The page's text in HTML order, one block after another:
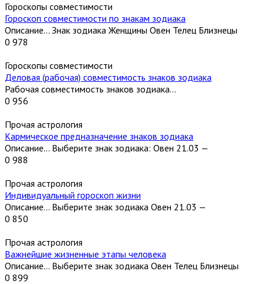
Гороскопы совместимости
Гороскоп совместимости по знакам зодиака
Описание… Знак зодиака Женщины Овен Телец Близнецы
0 978
Гороскопы совместимости
Деловая (рабочая) совместимость знаков зодиака
Рабочая совместимость знаков зодиака…
0 956
Прочая астрология
Кармическое предназначение знаков зодиака
Описание… Выберите знак зодиака: Овен 21.03 —
0 988
Прочая астрология
Индивидуальный гороскоп жизни
Описание… Выберите знак зодиака Овен 21.03 —
0 850
Прочая астрология
Важнейшие жизненные этапы человека
Описание… Выберите знак зодиака Овен Телец Близнецы
0 899